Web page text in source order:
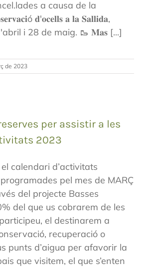
a causa de la
𝐝'𝐨𝐜𝐞𝐥𝐥𝐬 𝐚 𝐥𝐚 𝐒𝐚𝐥𝐥𝐢𝐝𝐚,
i 28 de maig. 🥾 𝐌𝐚𝐬 [...]
de 2023
per assistir a les
2023
calendari d’activitats
pel mes de MARÇ
del projecte Basses
del que us cobrarem de les
el destinarem a
recuperació o
punts d’aigua per afavorir la
que visitem, el que s’enten